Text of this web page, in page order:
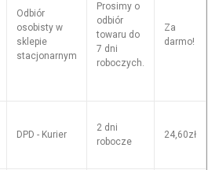
Odbiór
osobisty w
sklepie
stacjonarnym
Prosimy o
odbiór
towaru do
7 dni
roboczych.
Za
darmo!
DPD - Kurier
2 dni
robocze
24,60zł